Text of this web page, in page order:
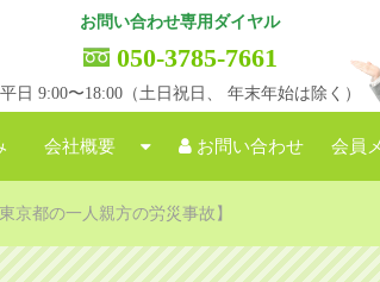
お問い合わせ専用ダイヤル
050-3785-7661
平日 9:00〜18:00（土日祝日、 年末年始は除く）
会社概要 お問い合わせ 会員
京都の一人親方の労災事故】